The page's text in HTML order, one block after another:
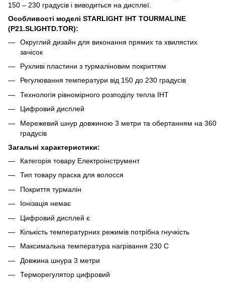
150 – 230 градусів і виводиться на дисплеї.
Особливості моделі STARLIGHT IHT TOURMALINE
(P21.SLIGHTD.TOR):
Округлий дизайн для виконання прямих та хвилястих
зачісок
Рухливі пластини з турмаліновим покриттям
Регулювання температури від 150 до 230 градусів
Технологія рівномірного розподілу тепла IHT
Цифровий дисплей
Мережевий шнур довжиною 3 метри та обертанням на 360
градусів
Загальні характеристики:
Категорія товару Електроінструмент
Тип товару праска для волосся
Покриття турмалін
Іонізація немає
Цифровий дисплей є
Кількість температурних режимів потрібна гнучкість
Максимальна температура нагрівання 230 C
Довжина шнура 3 метри
Терморегулятор цифровий